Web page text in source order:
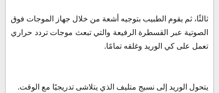
ثالثًا، ثم يقوم الطبيب بتوجيه أشعة من خلال جهاز الموجات فوق
الصوتية عبر القسطرة الرفيعة والتي تبعث موجات تردد حراري
تعمل على كي الوريد وغلقه تمامًا.
يتحول الوريد إلى نسيج متليف الذي يتلاشى تدريجيًا مع الوقت.